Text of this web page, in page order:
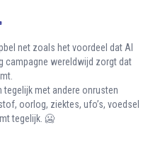
net zoals het voordeel dat AI
campagne wereldwijd zorgt dat
tegelijk met andere onrusten
oorlog, ziektes, ufo’s, voedsel
tegelijk. 🥶